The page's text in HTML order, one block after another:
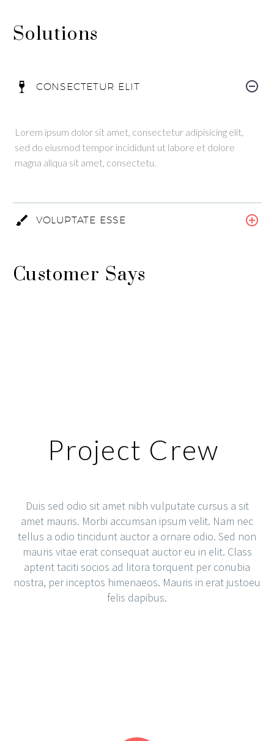
Solutions
CONSECTETUR ELIT
Lorem ipsum dolor sit amet, consectetur adipisicing elit,
sed do eiusmod tempor incididunt ut labore et dolore
magna aliqua sit amet, consectetu.
VOLUPTATE ESSE
Customer Says
Project Crew
Duis sed odio sit amet nibh vulputate cursus a sit
amet mauris. Morbi accumsan ipsum velit. Nam nec
tellus a odio tincidunt auctor a ornare odio. Sed non
mauris vitae erat consequat auctor eu in elit. Class
aptent taciti socios ad litora torquent per conubia
nostra, per inceptos himenaeos. Mauris in erat justoeu
felis dapibus.